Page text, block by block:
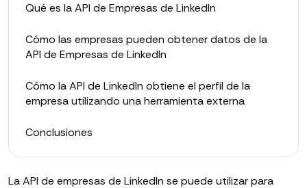
Qué es la API de Empresas de LinkedIn
Cómo las empresas pueden obtener datos de la
API de Empresas de LinkedIn
Cómo la API de LinkedIn obtiene el perfil de la
empresa utilizando una herramienta externa
Conclusiones
La API de empresas de LinkedIn se puede utilizar para